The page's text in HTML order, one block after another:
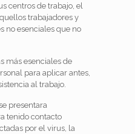
centros de trabajo, el
trabajadores y
no esenciales que no
más esenciales de
para aplicar antes,
al trabajo.
presentara
tenido contacto
por el virus, la